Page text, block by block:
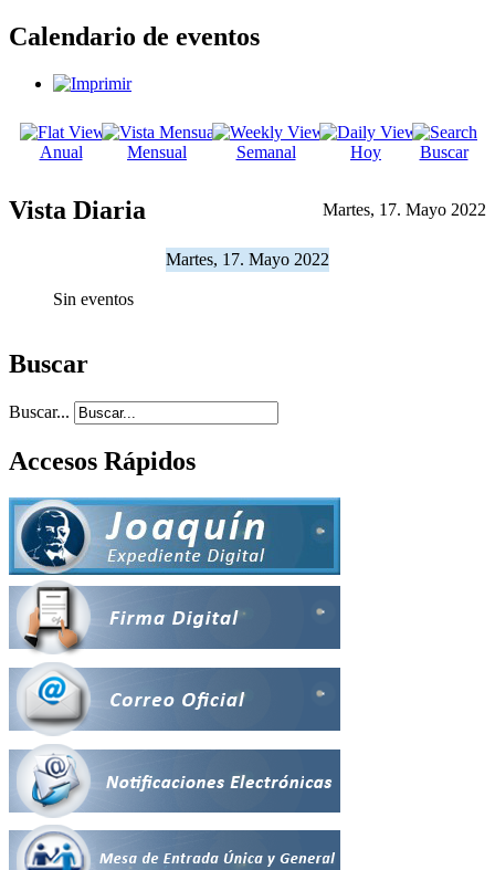
Calendario de eventos
Anual Mensual Semanal Hoy Buscar
Vista Diaria Martes, 17. Mayo 2022
Martes, 17. Mayo 2022
Sin eventos
Buscar
Buscar...
Accesos Rápidos